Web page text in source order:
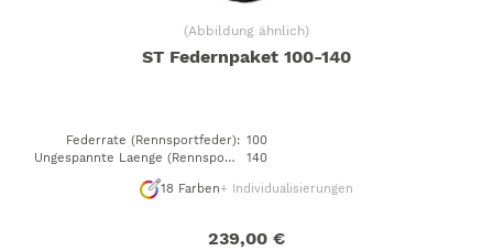
(Abbildung ähnlich)
ST Federnpaket 100-140
Federrate (Rennsportfeder): 100
Ungespannte Laenge (Rennsportfeder)
140
18 Farben+ Individualisierungen
239,00 €